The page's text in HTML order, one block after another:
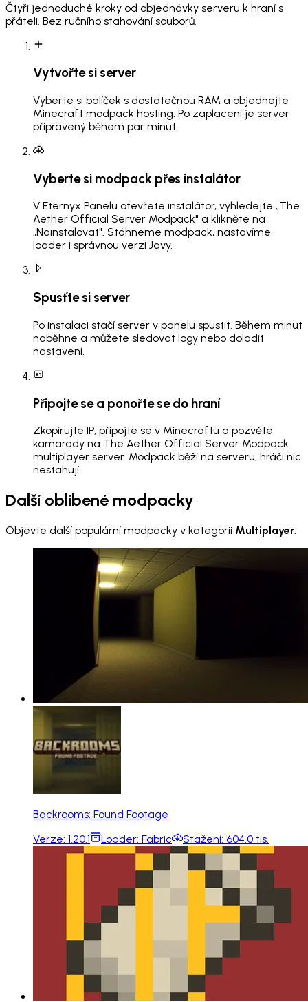
Čtyři jednoduché kroky od objednávky serveru k hraní s
přáteli. Bez ručního stahování souborů.
Vytvořte si server
Vyberte si balíček s dostatečnou RAM a objednejte
Minecraft modpack hosting. Po zaplacení je server
připravený během pár minut.
Vyberte si modpack přes instalátor
V Eternyx Panelu otevřete instalátor, vyhledejte „The
Aether Official Server Modpack" a klikněte na
„Nainstalovat". Stáhneme modpack, nastavíme
loader i správnou verzi Javy.
Spusťte si server
Po instalaci stačí server v panelu spustit. Během minut
naběhne a můžete sledovat logy nebo doladit
nastavení.
Připojte se a ponořte se do hraní
Zkopírujte IP, připojte se v Minecraftu a pozvěte
kamarády na The Aether Official Server Modpack
multiplayer server. Modpack běží na serveru, hráči nic
nestahují.
Další oblíbené modpacky
Objevte další populární modpacky v kategorii Multiplayer.
Backrooms: Found Footage
Verze: 1.20.1 Loader: Fabric Stažení: 604.0 tis.